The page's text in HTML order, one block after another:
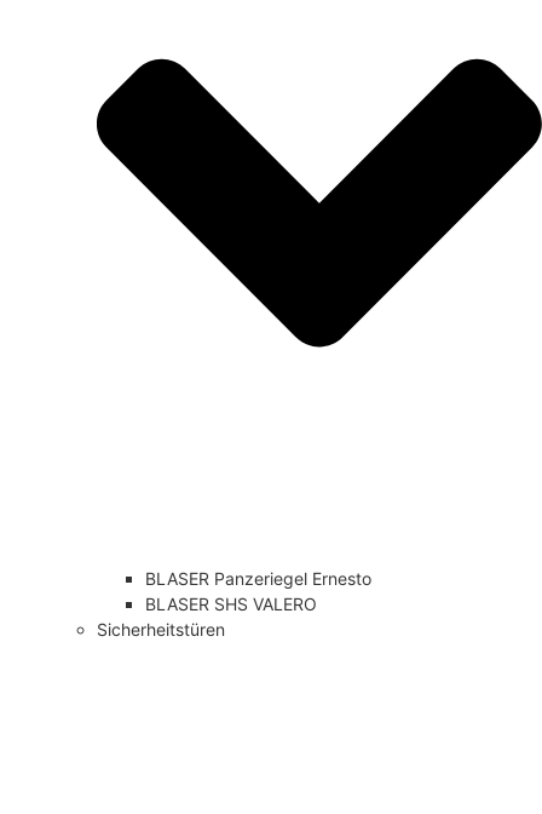
BLASER Panzeriegel Ernesto
BLASER SHS VALERO
Sicherheitstüren